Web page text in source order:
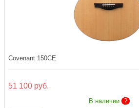
Covenant 150CE
51 100 руб.
В наличии ?